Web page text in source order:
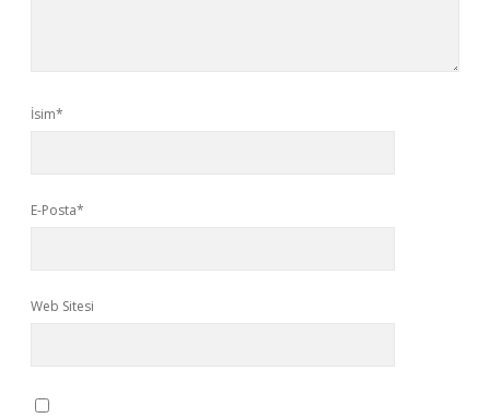
İsim*
E-Posta*
Web Sitesi